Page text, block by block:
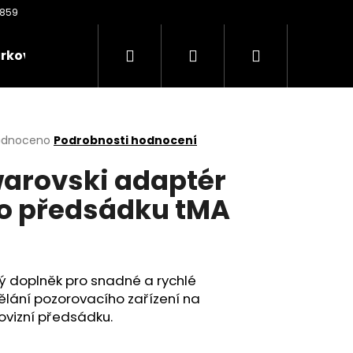
poukazy Oděvy Kontakty
Hledat PřihlášeníNákupní
Podrobnosti hodnocení
adaptér
předsádku tMA
doplněk pro snadné a rychlé
pozorovacího zařízení na
předsádku.
Následující